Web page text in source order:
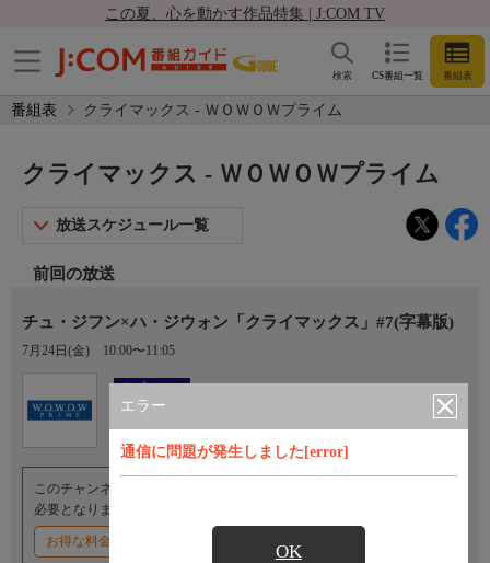
この夏、心を動かす作品特集 | J:COM TV
CS番組一覧 番組表
検索
番組表 クライマックス - ＷＯＷＯＷプライム
エラー
通信に問題が発生しました[error]
OK
クライマックス - ＷＯＷＯＷプライム
放送スケジュール一覧
前回の放送
チュ・ジフン×ハ・ジウォン「クライマックス」#7(字幕版)
7月24日(金) 10:00〜11:05
オプション
Ch.191
ＷＯＷＯＷプライム
このチャンネルのご視聴には、オプションチャンネル(有料)のご契約が
必要となります。
お得な料金割引キャンペーン実施中